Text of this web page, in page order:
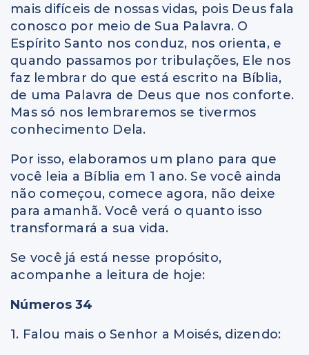
mais difíceis de nossas vidas, pois Deus fala
conosco por meio de Sua Palavra. O
Espírito Santo nos conduz, nos orienta, e
quando passamos por tribulações, Ele nos
faz lembrar do que está escrito na Bíblia,
de uma Palavra de Deus que nos conforte.
Mas só nos lembraremos se tivermos
conhecimento Dela.
Por isso, elaboramos um plano para que
você leia a Bíblia em 1 ano. Se você ainda
não começou, comece agora, não deixe
para amanhã. Você verá o quanto isso
transformará a sua vida.
Se você já está nesse propósito,
acompanhe a leitura de hoje:
Números 34
1. Falou mais o Senhor a Moisés, dizendo: